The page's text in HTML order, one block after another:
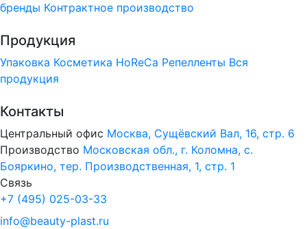
бренды Контрактное производство
Продукция
Упаковка Косметика HoReCa Репелленты Вся
продукция
Контакты
Центральный офис Москва, Сущёвский Вал, 16, стр. 6
Производство Московская обл., г. Коломна, с.
Бояркино, тер. Производственная, 1, стр. 1
Связь
+7 (495) 025-03-33
info@beauty-plast.ru